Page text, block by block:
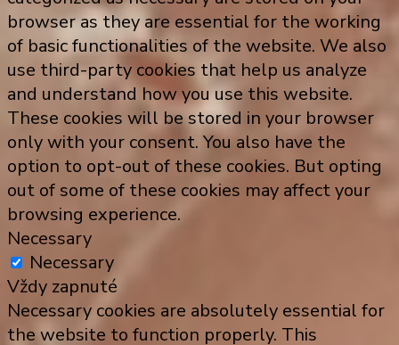
browser as they are essential for the working
of basic functionalities of the website. We also
use third-party cookies that help us analyze
and understand how you use this website.
These cookies will be stored in your browser
only with your consent. You also have the
option to opt-out of these cookies. But opting
out of some of these cookies may affect your
browsing experience.
Necessary
Necessary
Vždy zapnuté
Necessary cookies are absolutely essential for
the website to function properly. This